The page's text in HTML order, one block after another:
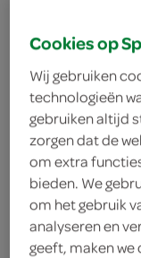
filter (2)
Cookies op
Wij gebruiken
technologieën
gebruiken altijd
zorgen dat de
om extra
bieden. We
om het gebruik
analyseren en
geeft, maken we